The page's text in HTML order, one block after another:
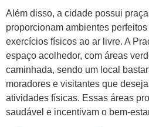
Além disso, a cidade possui
proporcionam ambientes
exercícios físicos ao ar livre. A
espaço acolhedor, com áreas
caminhada, sendo um local
moradores e visitantes que
atividades físicas. Essas áreas
saudável e incentivam o bem-